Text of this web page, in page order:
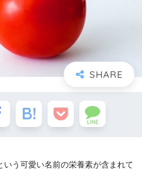
LINE
いう可愛い名前の栄養素が含まれて